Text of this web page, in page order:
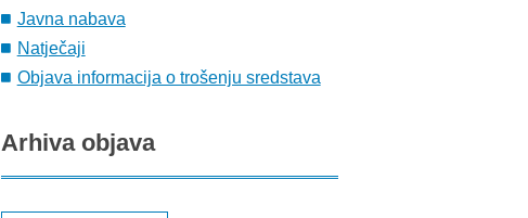
Javna nabava
Natječaji
Objava informacija o trošenju sredstava
Arhiva objava